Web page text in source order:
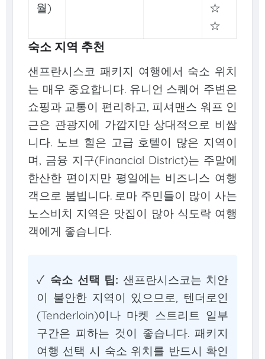
월)
☆
☆
숙소 지역 추천
샌프란시스코 패키지 여행에서 숙소 위치
는 매우 중요합니다. 유니언 스퀘어 주변은
쇼핑과 교통이 편리하고, 피셔맨스 워프 인
근은 관광지에 가깝지만 상대적으로 비쌉
니다. 노브 힐은 고급 호텔이 많은 지역이
며, 금융 지구(Financial District)는 주말에
한산한 편이지만 평일에는 비즈니스 여행
객으로 붐빕니다. 로마 주민들이 많이 사는
노스비치 지역은 맛집이 많아 식도락 여행
객에게 좋습니다.
✓ 숙소 선택 팁: 샌프란시스코는 치안
이 불안한 지역이 있으므로, 텐더로인
(Tenderloin)이나 마켓 스트리트 일부
구간은 피하는 것이 좋습니다. 패키지
여행 선택 시 숙소 위치를 반드시 확인